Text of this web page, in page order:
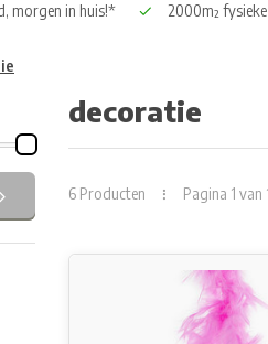
morgen in huis!* 2000m²
decoratie
6 Producten Pagina 1 van